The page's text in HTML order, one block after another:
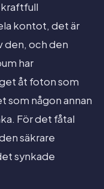
kontot, det är
den, och den
har
åt foton som
som någon annan
För det fåtal
säkrare
synkade